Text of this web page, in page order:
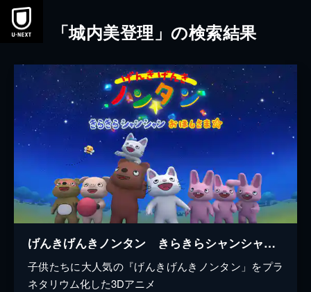
本文へスキップ
「城内美登理」の検索結果
げんきげんきノンタン きらきらシャンシャンおほしさま☆
子供たちに大人気の『げんきげんきノンタン」をプラ
ネタリウム化した3Dアニメ